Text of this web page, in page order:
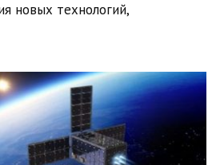
новых технологий,